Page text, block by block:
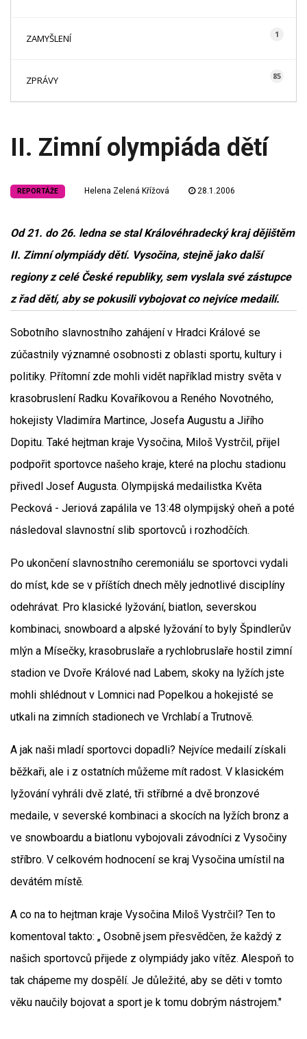
ZAMYŠLENÍ 1
ZPRÁVY 85
II. Zimní olympiáda dětí
REPORTÁŽE Helena Zelená Křížová 28.1.2006
Od 21. do 26. ledna se stal Královéhradecký kraj dějištěm
II. Zimní olympiády dětí. Vysočina, stejně jako další
regiony z celé České republiky, sem vyslala své zástupce
z řad dětí, aby se pokusili vybojovat co nejvíce medailí.
Sobotního slavnostního zahájení v Hradci Králové se
zúčastnily významné osobnosti z oblasti sportu, kultury i
politiky. Přítomní zde mohli vidět například mistry světa v
krasobruslení Radku Kovaříkovou a Reného Novotného,
hokejisty Vladimíra Martince, Josefa Augustu a Jiřího
Dopitu. Také hejtman kraje Vysočina, Miloš Vystrčil, přijel
podpořit sportovce našeho kraje, které na plochu stadionu
přivedl Josef Augusta. Olympijská medailistka Květa
Pecková - Jeriová zapálila ve 13:48 olympijský oheň a poté
následoval slavnostní slib sportovců i rozhodčích.
Po ukončení slavnostního ceremoniálu se sportovci vydali
do míst, kde se v příštích dnech měly jednotlivé disciplíny
odehrávat. Pro klasické lyžování, biatlon, severskou
kombinaci, snowboard a alpské lyžování to byly Špindlerův
mlýn a Mísečky, krasobruslaře a rychlobruslaře hostil zimní
stadion ve Dvoře Králové nad Labem, skoky na lyžích jste
mohli shlédnout v Lomnici nad Popelkou a hokejisté se
utkali na zimních stadionech ve Vrchlabí a Trutnově.
A jak naši mladí sportovci dopadli? Nejvíce medailí získali
běžkaři, ale i z ostatních můžeme mít radost. V klasickém
lyžování vyhráli dvě zlaté, tři stříbrné a dvě bronzové
medaile, v severské kombinaci a skocích na lyžích bronz a
ve snowboardu a biatlonu vybojovali závodníci z Vysočiny
stříbro. V celkovém hodnocení se kraj Vysočina umístil na
devátém místě.
A co na to hejtman kraje Vysočina Miloš Vystrčil? Ten to
komentoval takto: „ Osobně jsem přesvědčen, že každý z
našich sportovců přijede z olympiády jako vítěz. Alespoň to
tak chápeme my dospělí. Je důležité, aby se děti v tomto
věku naučily bojovat a sport je k tomu dobrým nástrojem."